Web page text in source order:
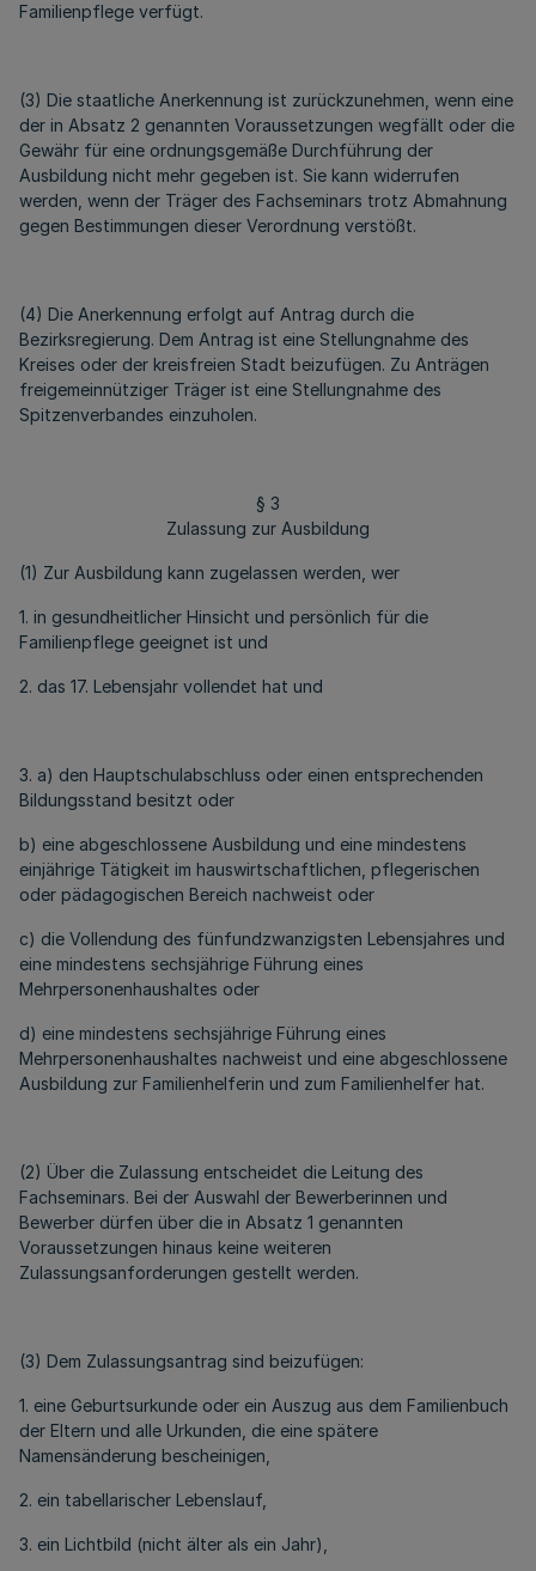
Familienpflege verfügt.
(3) Die staatliche Anerkennung ist zurückzunehmen, wenn eine
der in Absatz 2 genannten Voraussetzungen wegfällt oder die
Gewähr für eine ordnungsgemäße Durchführung der
Ausbildung nicht mehr gegeben ist. Sie kann widerrufen
werden, wenn der Träger des Fachseminars trotz Abmahnung
gegen Bestimmungen dieser Verordnung verstößt.
(4) Die Anerkennung erfolgt auf Antrag durch die
Bezirksregierung. Dem Antrag ist eine Stellungnahme des
Kreises oder der kreisfreien Stadt beizufügen. Zu Anträgen
freigemeinnütziger Träger ist eine Stellungnahme des
Spitzenverbandes einzuholen.
§ 3
Zulassung zur Ausbildung
(1) Zur Ausbildung kann zugelassen werden, wer
1. in gesundheitlicher Hinsicht und persönlich für die
Familienpflege geeignet ist und
2. das 17. Lebensjahr vollendet hat und
3. a) den Hauptschulabschluss oder einen entsprechenden
Bildungsstand besitzt oder
b) eine abgeschlossene Ausbildung und eine mindestens
einjährige Tätigkeit im hauswirtschaftlichen, pflegerischen
oder pädagogischen Bereich nachweist oder
c) die Vollendung des fünfundzwanzigsten Lebensjahres und
eine mindestens sechsjährige Führung eines
Mehrpersonenhaushaltes oder
d) eine mindestens sechsjährige Führung eines
Mehrpersonenhaushaltes nachweist und eine abgeschlossene
Ausbildung zur Familienhelferin und zum Familienhelfer hat.
(2) Über die Zulassung entscheidet die Leitung des
Fachseminars. Bei der Auswahl der Bewerberinnen und
Bewerber dürfen über die in Absatz 1 genannten
Voraussetzungen hinaus keine weiteren
Zulassungsanforderungen gestellt werden.
(3) Dem Zulassungsantrag sind beizufügen:
1. eine Geburtsurkunde oder ein Auszug aus dem Familienbuch
der Eltern und alle Urkunden, die eine spätere
Namensänderung bescheinigen,
2. ein tabellarischer Lebenslauf,
3. ein Lichtbild (nicht älter als ein Jahr),